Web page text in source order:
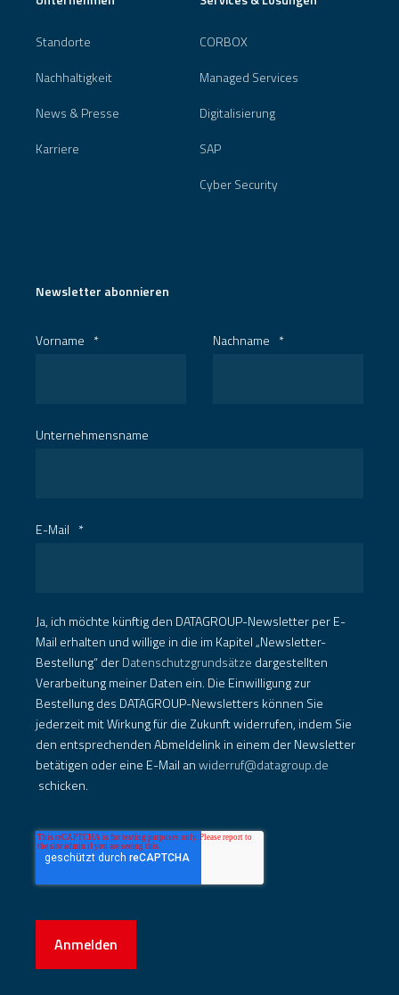
Standorte
Nachhaltigkeit
News & Presse
Karriere
CORBOX
Managed Services
Digitalisierung
SAP
Cyber Security
Newsletter abonnieren
Vorname * Nachname *
Unternehmensname
E-Mail *
Ja, ich möchte künftig den DATAGROUP-Newsletter per E-
Mail erhalten und willige in die im Kapitel „Newsletter-
Bestellung“ derDatenschutzgrundsätze dargestellten
Verarbeitung meiner Daten ein. Die Einwilligung zur
Bestellung des DATAGROUP-Newsletters können Sie
jederzeit mit Wirkung für die Zukunft widerrufen, indem Sie
den entsprechenden Abmeldelink in einem der Newsletter
betätigen oder eine E-Mail anwiderruf@datagroup.de
schicken.
Anmelden